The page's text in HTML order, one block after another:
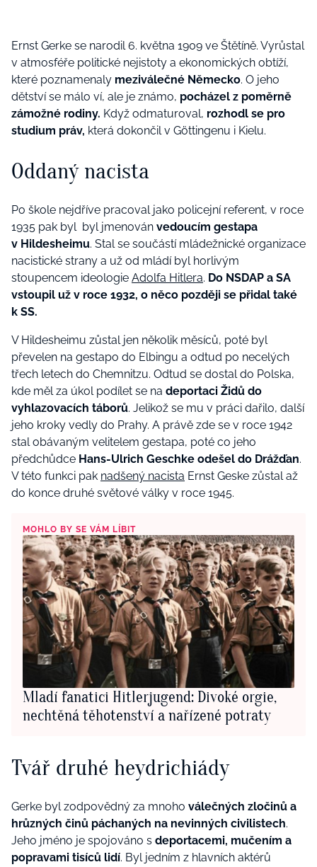
Ernst Gerke se narodil 6. května 1909 ve Štětíně. Vyrůstal
v atmosféře politické nejistoty a ekonomických obtíží,
které poznamenaly meziválečné Německo. O jeho
dětství se málo ví, ale je známo, pocházel z poměrně
zámožné rodiny. Když odmaturoval, rozhodl se pro
studium práv, která dokončil v Göttingenu i Kielu.
Oddaný nacista
Po škole nejdříve pracoval jako policejní referent, v roce
1935 pak byl byl jmenován vedoucím gestapa
v Hildesheimu. Stal se součástí mládežnické organizace
nacistické strany a už od mládí byl horlivým
stoupencem ideologie Adolfa Hitlera. Do NSDAP a SA
vstoupil už v roce 1932, o něco později se přidal také
k SS.
V Hildesheimu zůstal jen několik měsíců, poté byl
převelen na gestapo do Elbingu a odtud po necelých
třech letech do Chemnitzu. Odtud se dostal do Polska,
kde měl za úkol podílet se na deportaci Židů do
vyhlazovacích táborů. Jelikož se mu v práci dařilo, další
jeho kroky vedly do Prahy. A právě zde se v roce 1942
stal obávaným velitelem gestapa, poté co jeho
předchůdce Hans-Ulrich Geschke odešel do Drážďan.
V této funkci pak nadšený nacista Ernst Geske zůstal až
do konce druhé světové války v roce 1945.
MOHLO BY SE VÁM LÍBIT
Mladí fanatici Hitlerjugend: Divoké orgie,
nechtěná těhotenství a nařízené potraty
Tvář druhé heydrichiády
Gerke byl zodpovědný za mnoho válečných zločinů a
hrůzných činů páchaných na nevinných civilistech.
Jeho jméno je spojováno s deportacemi, mučením a
popravami tisíců lidí. Byl jedním z hlavních aktérů